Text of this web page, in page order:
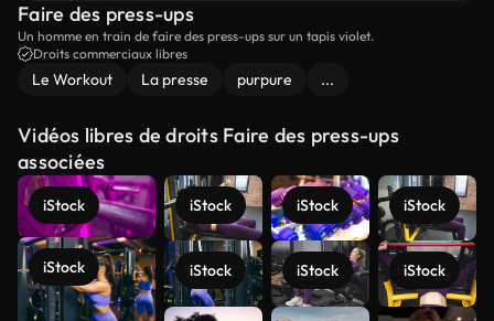
Faire des press-ups
Un homme en train de faire des press-ups sur un tapis violet.
Droits commerciaux libres
Le Workout La presse purpure ...
Vidéos libres de droits Faire des press-ups
associées
iStock
iStock
iStock
iStock
iStock
iStock
iStock
iStock